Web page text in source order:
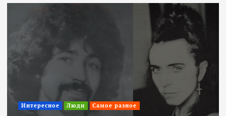
Интересное Люди Самое разное